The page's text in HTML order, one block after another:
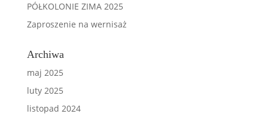
PÓŁKOLONIE ZIMA 2025
Zaproszenie na wernisaż
Archiwa
maj 2025
luty 2025
listopad 2024